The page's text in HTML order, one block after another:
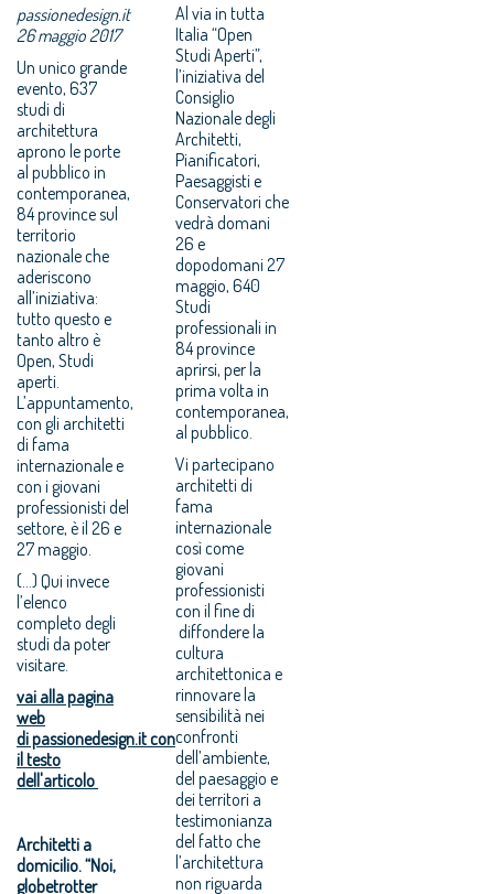
passionedesign.it
26 maggio 2017
Un unico grande
evento, 637
studi di
architettura
aprono le porte
al pubblico in
contemporanea,
84 province sul
territorio
nazionale che
aderiscono
all’iniziativa:
tutto questo e
tanto altro è
Open, Studi
aperti.
L’appuntamento,
con gli architetti
di fama
internazionale e
con i giovani
professionisti del
settore, è il 26 e
27 maggio.
(...) Qui invece
l’elenco
completo degli
studi da poter
visitare.
vai alla pagina
web
di passionedesign.it con
il testo
dell'articolo
Architetti a
domicilio. “Noi,
globetrotter
Al via in tutta
Italia “Open
Studi Aperti”,
l’iniziativa del
Consiglio
Nazionale degli
Architetti,
Pianificatori,
Paesaggisti e
Conservatori che
vedrà domani
26 e
dopodomani 27
maggio, 640
Studi
professionali in
84 province
aprirsi, per la
prima volta in
contemporanea,
al pubblico.
Vi partecipano
architetti di
fama
internazionale
così come
giovani
professionisti
con il fine di
diffondere la
cultura
architettonica e
rinnovare la
sensibilità nei
confronti
dell’ambiente,
del paesaggio e
dei territori a
testimonianza
del fatto che
l’architettura
non riguarda